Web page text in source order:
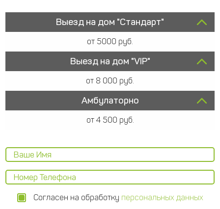
Выезд на дом "Стандарт"
от 5000 руб.
Выезд на дом "VIP"
от 8 000 руб.
Амбулаторно
от 4 500 руб.
Согласен на обработку персональных данных